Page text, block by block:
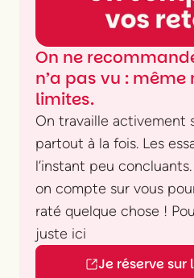
On ne
n’a pas vu : même
limites.
On travaille activement
partout à la fois. Les
l’instant peu
on compte sur vous
raté quelque chose !
juste ici
Je réserve